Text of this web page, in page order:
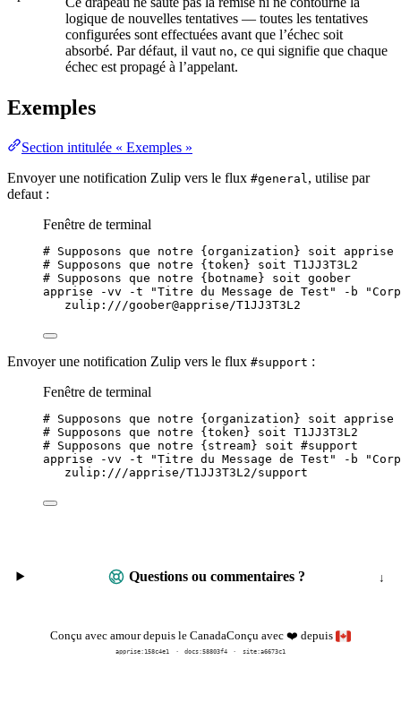
logique de nouvelles tentatives — toutes les tentatives
configurées sont effectuées avant que l’échec soit
absorbé. Par défaut, il vaut no, ce qui signifie que chaque
échec est propagé à l’appelant.
Exemples
Section intitulée « Exemples »
Envoyer une notification Zulip vers le flux #general , utilise par
defaut :
Fenêtre de terminal
# Supposons que notre {organization} soit apprise
# Supposons que notre {token} soit T1JJ3T3L2
# Supposons que notre {botname} soit goober
apprise
-vv -t "Titre du Message de Test " -b "
zulip:///goober@apprise/T1JJ3T3L2
Envoyer une notification Zulip vers le flux #support :
Fenêtre de terminal
# Supposons que notre {organization} soit apprise
# Supposons que notre {token} soit T1JJ3T3L2
# Supposons que notre {stream} soit #support
apprise
-vv -t "Titre du Message de Test " -b "
zulip:///apprise/T1JJ3T3L2/support
Questions ou commentaires ?
Conçu avec amour depuis le CanadaConçu avec ❤️ depuis
apprise:158c4e1 docs:58803f4 site:a6673c1